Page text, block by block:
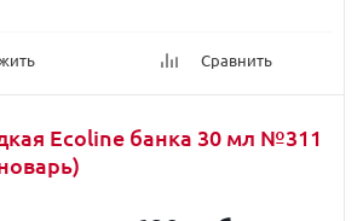
Сравнить
Ecoline банка 30 мл №311